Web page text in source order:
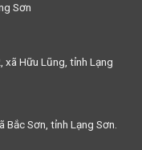
Sơn
xã Hữu Lũng, tỉnh Lạng
Sơn, tỉnh Lạng Sơn.